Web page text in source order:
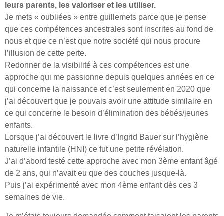
leurs parents, les valoriser et les utiliser.
Je mets « oubliées » entre guillemets parce que je pense
que ces compétences ancestrales sont inscrites au fond de
nous et que ce n’est que notre société qui nous procure
l’illusion de cette perte.
Redonner de la visibilité à ces compétences est une
approche qui me passionne depuis quelques années en ce
qui concerne la naissance et c’est seulement en 2020 que
j’ai découvert que je pouvais avoir une attitude similaire en
ce qui concerne le besoin d’élimination des bébés/jeunes
enfants.
Lorsque j’ai découvert le livre d’Ingrid Bauer sur l’hygiène
naturelle infantile (HNI) ce fut une petite révélation.
J’ai d’abord testé cette approche avec mon 3ème enfant âgé
de 2 ans, qui n’avait eu que des couches jusque-là.
Puis j’ai expérimenté avec mon 4ème enfant dès ces 3
semaines de vie.